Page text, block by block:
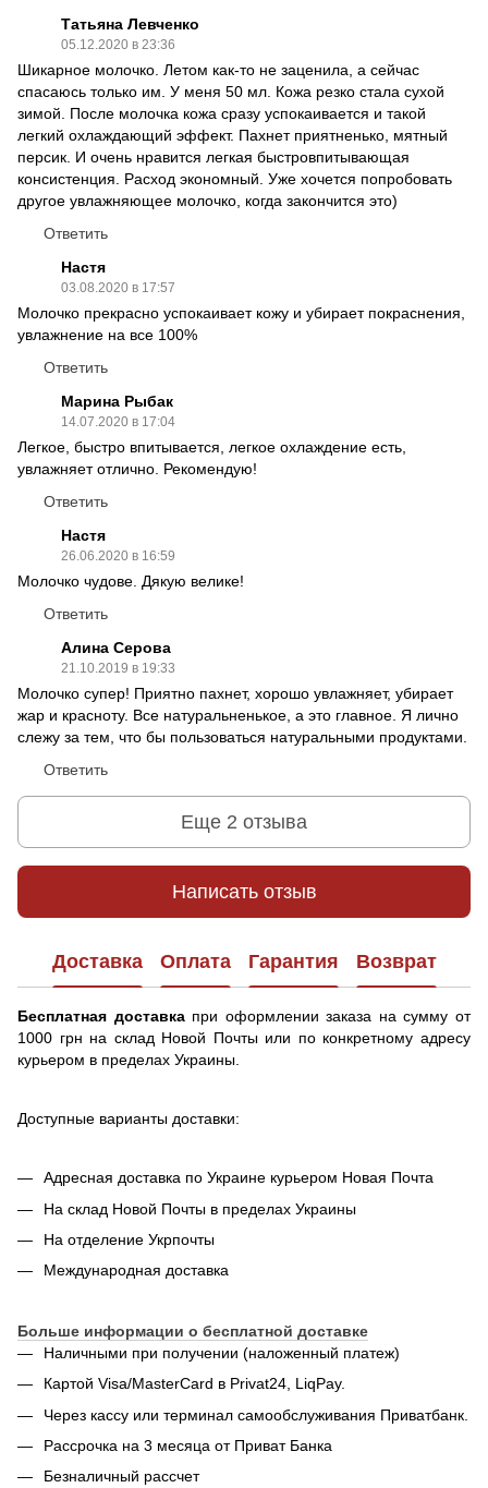
Татьяна Левченко
05.12.2020 в 23:36
Шикарное молочко. Летом как-то не заценила, а сейчас
спасаюсь только им. У меня 50 мл. Кожа резко стала сухой
зимой. После молочка кожа сразу успокаивается и такой
легкий охлаждающий эффект. Пахнет приятненько, мятный
персик. И очень нравится легкая быстровпитывающая
консистенция. Расход экономный. Уже хочется попробовать
другое увлажняющее молочко, когда закончится это)
Ответить
Настя
03.08.2020 в 17:57
Молочко прекрасно успокаивает кожу и убирает покраснения,
увлажнение на все 100%
Ответить
Марина Рыбак
14.07.2020 в 17:04
Легкое, быстро впитывается, легкое охлаждение есть,
увлажняет отлично. Рекомендую!
Ответить
Настя
26.06.2020 в 16:59
Молочко чудове. Дякую велике!
Ответить
Алина Серова
21.10.2019 в 19:33
Молочко супер! Приятно пахнет, хорошо увлажняет, убирает
жар и красноту. Все натуральненькое, а это главное. Я лично
слежу за тем, что бы пользоваться натуральными продуктами.
Ответить
Еще 2 отзыва
Написать отзыв
Доставка Оплата Гарантия Возврат
Бесплатная доставка при оформлении заказа на сумму от
1000 грн на склад Новой Почты или по конкретному адресу
курьером в пределах Украины.
Доступные варианты доставки:
Адресная доставка по Украине курьером Новая Почта
На склад Новой Почты в пределах Украины
На отделение Укрпочты
Международная доставка
Больше информации о бесплатной доставке
Наличными при получении (наложенный платеж)
Картой Visa/MasterCard в Privat24, LiqPay.
Через кассу или терминал самообслуживания Приватбанк.
Рассрочка на 3 месяца от Приват Банка
Безналичный рассчет